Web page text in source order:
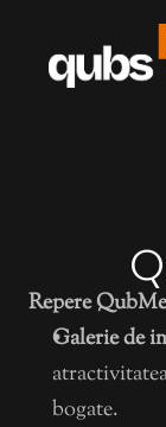
Prestige
Terms &
QubHQ
ANPC
Articole
Repere
Galerie de
bogate.